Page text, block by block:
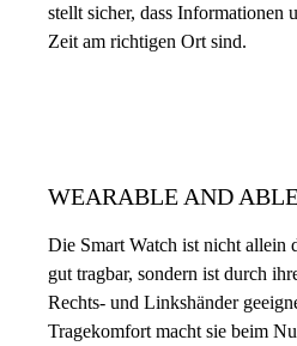
stellt sicher, dass Informationen
Zeit am richtigen Ort sind.
WEARABLE AND
Die Smart Watch ist nicht allein
gut tragbar, sondern ist durch
Rechts- und Linkshänder
Tragekomfort macht sie beim